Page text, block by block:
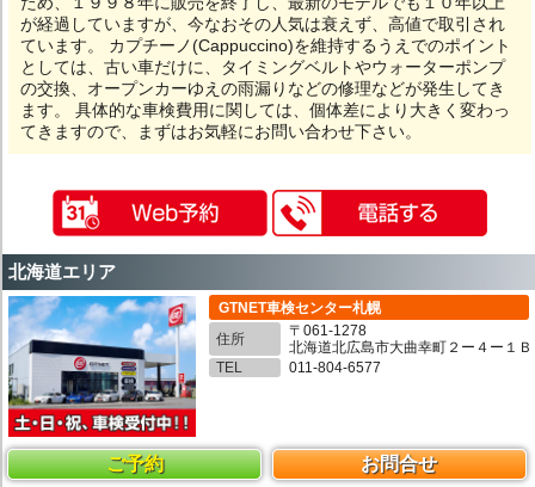
が経過していますが、今なおその人気は衰えず、高値で取引され
ています。 カプチーノ(Cappuccino)を維持するうえでのポイント
としては、古い車だけに、タイミングベルトやウォーターポンプ
の交換、オープンカーゆえの雨漏りなどの修理などが発生してき
ます。 具体的な車検費用に関しては、個体差により大きく変わっ
てきますので、まずはお気軽にお問い合わせ下さい。
北海道エリア
GTNET車検センター札幌
住所
〒061-1278
北海道北広島市大曲幸町２ー４ー１Ｂ
TEL
011-804-6577
ご予約 お問合せ